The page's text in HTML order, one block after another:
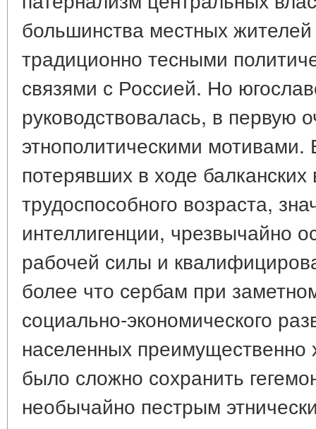
большинства местных
традиционно тесными
связями с Россией. Но
руководствовалась, в первую
этнополитическими
потерявших в ходе
трудоспособного возраста,
интеллигенции, чрезвычайно
рабочей силы и
более что сербам при
социально-экономического
населенных
было сложно сохранить
необычайно пестрым